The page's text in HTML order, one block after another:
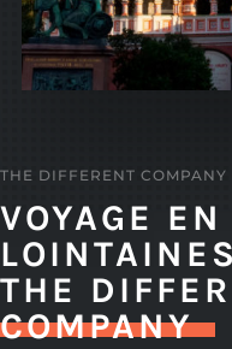
THE DIFFERENT COMPANY
VOYAGE
THE
COMPANY